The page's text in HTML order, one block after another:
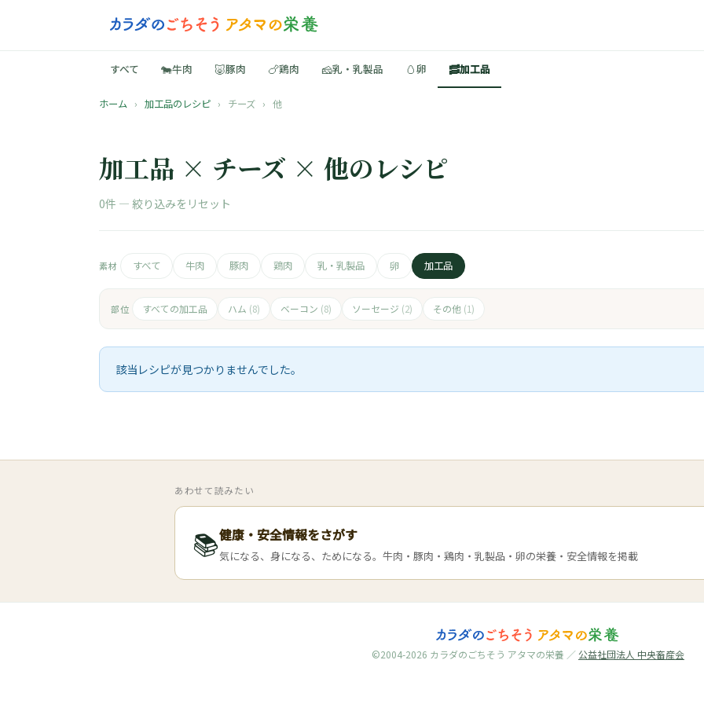
すべて 🐄牛肉 🐷豚肉 🍗鶏肉 🧀乳・乳製品 🥚卵 🥓加工品
ホーム › 加工品のレシピ › チーズ › 他
加工品 × チーズ × 他のレシピ
0件 — 絞り込みをリセット
素材 すべて 牛肉 豚肉 鶏肉 乳・乳製品 卵 加工品
部位 すべての加工品 ハム (8) ベーコン (8) ソーセージ (2) その他 (1)
該当レシピが見つかりませんでした。
あわせて読みたい
📚健康・安全情報をさがす
気になる、身になる、ためになる。牛肉・豚肉・鶏肉・乳製品・卵の栄養・安全情報を掲載
©2004-2026 カラダのごちそう アタマの栄養 ／公益社団法人 中央畜産会